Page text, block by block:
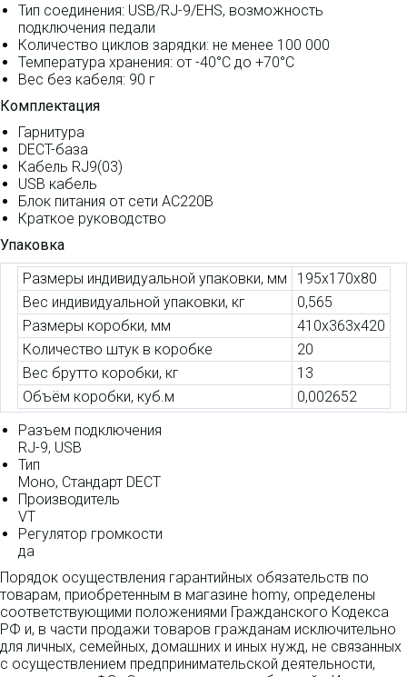
Тип соединения: USB/RJ-9/EHS, возможность
подключения педали
Количество циклов зарядки: не менее 100 000
Температура хранения: от -40°C до +70°C
Вес без кабеля: 90 г
Комплектация
Гарнитура
DECT-база
Кабель RJ9(03)
USB кабель
Блок питания от сети AC220В
Краткое руководство
Упаковка
Размеры индивидуальной упаковки, мм
195x170x80
Вес индивидуальной упаковки, кг
0,565
Размеры коробки, мм
410x363x420
Количество штук в коробке
20
Вес брутто коробки, кг
13
Объём коробки, куб.м
0,002652
Разъем подключения
RJ-9, USB
Тип
Моно, Стандарт DECT
Производитель
VT
Регулятор громкости
да
Порядок осуществления гарантийных обязательств по
товарам, приобретенным в магазине homy, определены
соответствующими положениями Гражданского Кодекса
РФ и, в части продажи товаров гражданам исключительно
для личных, семейных, домашних и иных нужд, не связанных
с осуществлением предпринимательской деятельности,